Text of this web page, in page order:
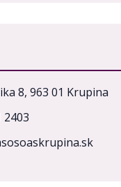
8, 963 01 Krupina
2403